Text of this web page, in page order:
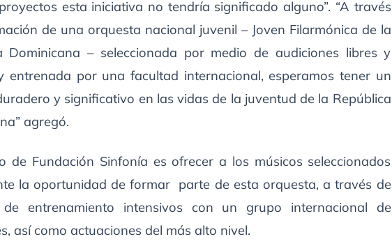
esta iniciativa no tendría significado alguno”. “A través
de una orquesta nacional juvenil – Joven Filarmónica de la
Dominicana – seleccionada por medio de audiciones libres y
entrenada por una facultad internacional, esperamos tener un
y significativo en las vidas de la juventud de la República
agregó.
de Fundación Sinfonía es ofrecer a los músicos seleccionados
la oportunidad de formar parte de esta orquesta, a través de
de entrenamiento intensivos con un grupo internacional de
así como actuaciones del más alto nivel.